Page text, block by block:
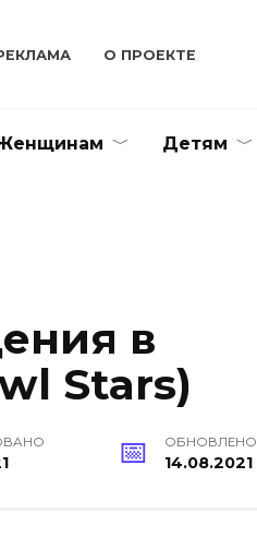
О ПРОЕКТЕ
Детям
в
Stars)
ОБНОВЛЕНО
14.08.2021